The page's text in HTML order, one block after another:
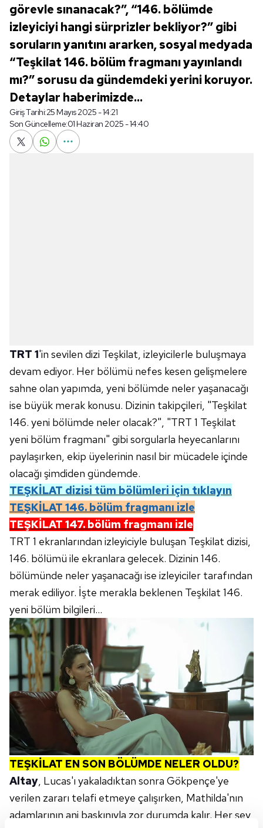
görevle sınanacak?”, “146. bölümde
izleyiciyi hangi sürprizler bekliyor?” gibi
soruların yanıtını ararken, sosyal medyada
“Teşkilat 146. bölüm fragmanı yayınlandı
mı?” sorusu da gündemdeki yerini koruyor.
Detaylar haberimizde...
Giriş Tarihi:25 Mayıs 2025 - 14:21
Son Güncelleme:01 Haziran 2025 - 14:40
TRT 1'in sevilen dizi Teşkilat, izleyicilerle buluşmaya
devam ediyor. Her bölümü nefes kesen gelişmelere
sahne olan yapımda, yeni bölümde neler yaşanacağı
ise büyük merak konusu. Dizinin takipçileri, "Teşkilat
146. yeni bölümde neler olacak?", "TRT 1 Teşkilat
yeni bölüm fragmanı" gibi sorgularla heyecanlarını
paylaşırken, ekip üyelerinin nasıl bir mücadele içinde
olacağı şimdiden gündemde.
TEŞKİLAT dizisi tüm bölümleri için tıklayın
TEŞKİLAT 146. bölüm fragmanı izle
TEŞKİLAT 147. bölüm fragmanı izle
TRT 1 ekranlarından izleyiciyle buluşan Teşkilat dizisi,
146. bölümü ile ekranlara gelecek. Dizinin 146.
bölümünde neler yaşanacağı ise izleyiciler tarafından
merak ediliyor. İşte merakla beklenen Teşkilat 146.
yeni bölüm bilgileri...
TEŞKİLAT EN SON BÖLÜMDE NELER OLDU?
Altay, Lucas'ı yakaladıktan sonra Gökpençe'ye
verilen zararı telafi etmeye çalışırken, Mathilda'nın
adamlarının ani baskınıyla zor durumda kalır. Her şey